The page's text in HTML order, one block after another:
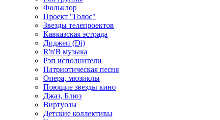
Фольклор
Проект "Голос"
Звезды телепроектов
Кавказская эстрада
Диджеи (Dj)
R'n'B музыка
Рэп исполнители
Патриотическая песня
Опера, мюзиклы
Поющие звезды кино
Джаз, Блюз
Виртуозы
Детские коллективы